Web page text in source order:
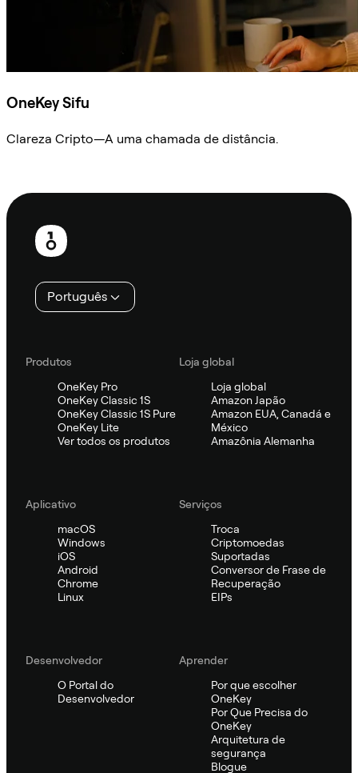
OneKey Sifu
Clareza Cripto—A uma chamada de distância.
Rodapé
Português
Produtos
OneKey Pro
OneKey Classic 1S
OneKey Classic 1S Pure
OneKey Lite
Ver todos os produtos
Loja global
Loja global
Amazon Japão
Amazon EUA, Canadá e
México
Amazônia Alemanha
Aplicativo
macOS
Windows
iOS
Android
Chrome
Linux
Serviços
Troca
Criptomoedas
Suportadas
Conversor de Frase de
Recuperação
EIPs
Desenvolvedor
O Portal do
Desenvolvedor
Aprender
Por que escolher
OneKey
Por Que Precisa do
OneKey
Arquitetura de
segurança
Blogue